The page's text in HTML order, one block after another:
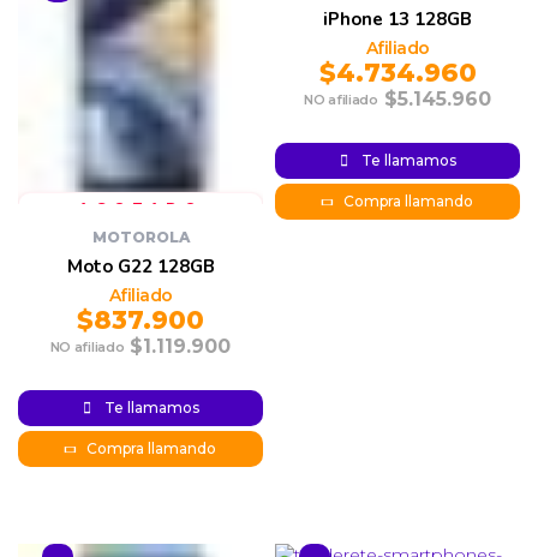
MOTOROLA
Moto G22 128GB
$1.119.900
Original
was:
$837.900
Current
price is:
Te llamamos
Compra llamando
iPhone 13 128GB
$5.145.960
Original
price was:
$5.145.960.
$4.734.960
Current
price is:
$4.734.960.
Te llamamos
Compra llamando